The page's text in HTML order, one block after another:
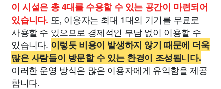
이 시설은 총 4대를 수용할 수 있는 공간이 마련되어
있습니다. 또, 이용자는 최대 1대의 기기를 무료로
사용할 수 있으므로 경제적인 부담 없이 이용할 수
있습니다. 이렇듯 비용이 발생하지 않기 때문에 더욱
많은 사람들이 방문할 수 있는 환경이 조성됩니다.
이러한 운영 방식은 많은 이용자에게 유익함을 제공
합니다.